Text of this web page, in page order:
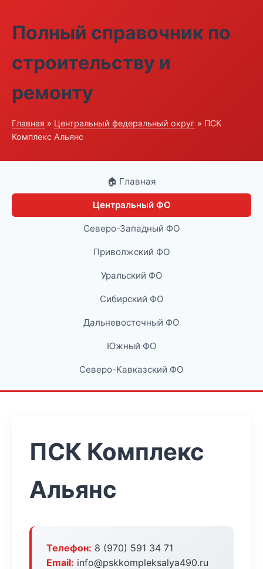
Полный справочник по
строительству и
ремонту
Главная » Центральный федеральный округ » ПСК
Комплекс Альянс
🏠 Главная
Центральный ФО
Северо-Западный ФО
Приволжский ФО
Уральский ФО
Сибирский ФО
Дальневосточный ФО
Южный ФО
Северо-Кавказский ФО
ПСК Комплекс
Альянс
Телефон: 8 (970) 591 34 71
Email: info@pskkompleksalya490.ru